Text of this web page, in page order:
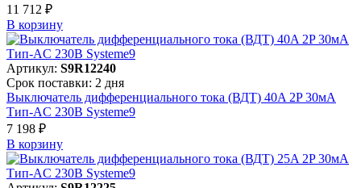
11 712 ₽
В корзинy
Артикул: S9R12240
Срок поставки: 2 дня
Выключатель дифференциального тока (ВДТ) 40A 2P 30мА
Тип-AC 230В Systeme9
7 198 ₽
В корзинy